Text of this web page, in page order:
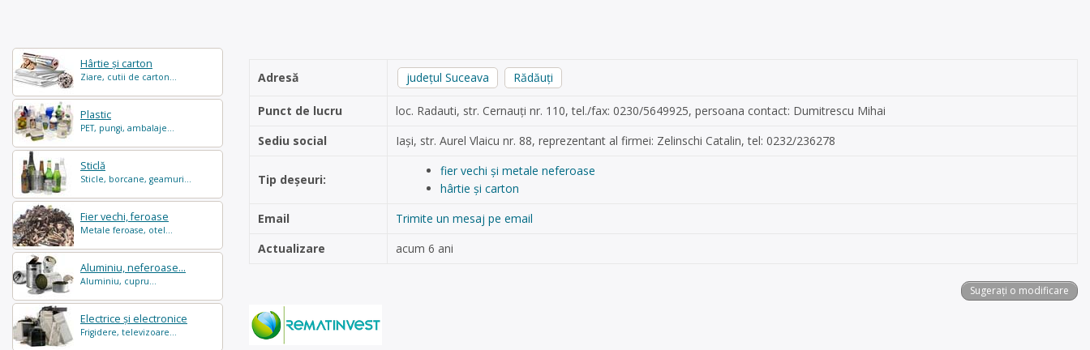
Hârtie și carton
Ziare, cutii de carton...
Plastic
PET, pungi, ambalaje...
Sticlă
Sticle, borcane, geamuri...
Fier vechi, feroase
Metale feroase, otel...
Aluminiu, neferoase...
Aluminiu, cupru...
Electrice și electronice
Frigidere, televizoare...
Adresă județul Suceava Rădăuți
Punct de lucru
loc. Radauti, str. Cernauți nr. 110, tel./fax: 0230/5649925, persoana contact: Dumitrescu Mihai
Sediu social
Iași, str. Aurel Vlaicu nr. 88, reprezentant al firmei: Zelinschi Catalin, tel: 0232/236278
Tip deșeuri:
fier vechi și metale neferoase
hârtie și carton
Email
Trimite un mesaj pe email
Actualizare
acum 6 ani
Sugerați o modificare